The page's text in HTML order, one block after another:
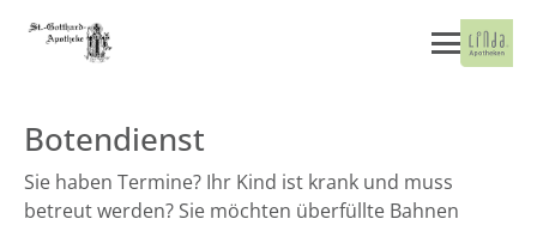
Botendienst
Sie haben Termine? Ihr Kind ist krank und muss
betreut werden? Sie möchten überfüllte Bahnen